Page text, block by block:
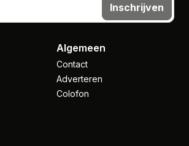
Inschrijven
Algemeen
Contact
Adverteren
Colofon